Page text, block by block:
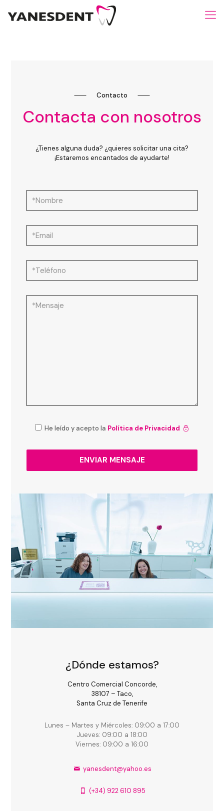
⸺ Contacto ⸺
Contacta con nosotros
¿Tienes alguna duda? ¿quieres solicitar una cita?
¡Estaremos encantados de ayudarte!
He leído y acepto la Política de Privacidad
¿Dónde estamos?
Centro Comercial Concorde,
38107 – Taco,
Santa Cruz de Tenerife
Lunes – Martes y Miércoles: 09:00 a 17:00
Jueves: 09:00 a 18:00
Viernes: 09:00 a 16:00
yanesdent@yahoo.es
(+34) 922 610 895